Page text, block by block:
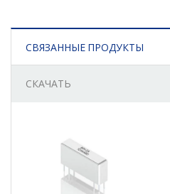
СВЯЗАННЫЕ ПРОДУКТЫ
СКАЧАТЬ